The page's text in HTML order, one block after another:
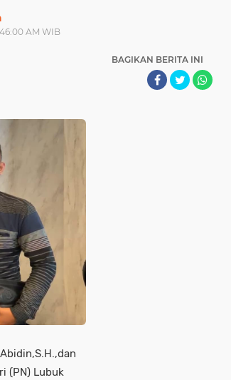
AM WIB
BAGIKAN BERITA INI
(PN) Lubuk